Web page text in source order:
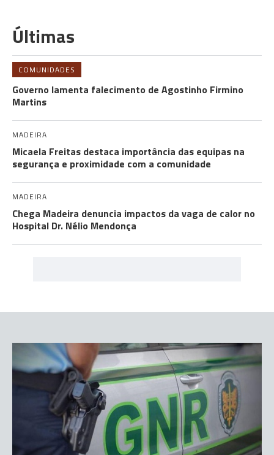
Últimas
COMUNIDADES
Governo lamenta falecimento de Agostinho Firmino
Martins
MADEIRA
Micaela Freitas destaca importância das equipas na
segurança e proximidade com a comunidade
MADEIRA
Chega Madeira denuncia impactos da vaga de calor no
Hospital Dr. Nélio Mendonça